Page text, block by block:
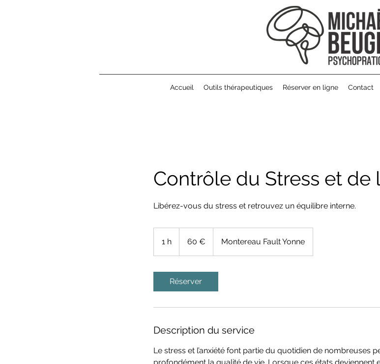
Accueil Outils thérapeutiques Réserver en ligne Contact
Contrôle du Stress et de
Libérez-vous du stress et retrouvez un équilibre interne.
1 h 60 € Montereau Fault Yonne
Réserver
Description du service
Le stress et l’anxiété font partie du quotidien de nombreuses